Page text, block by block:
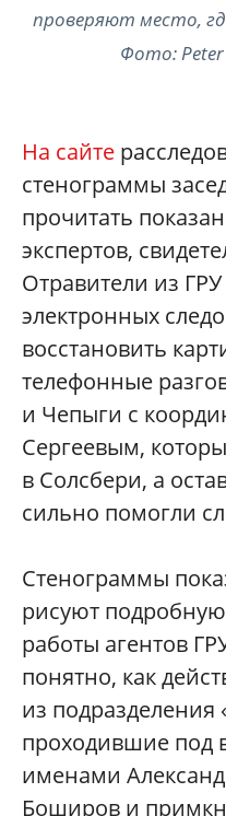
проверяют место,
Фото: Peter
На сайте
стенограммы
прочитать
экспертов,
Отравители из
электронных
восстановить
телефонные
и Чепыги с
Сергеевым,
в Солсбери, а
сильно помогли
Стенограммы
рисуют
работы агентов
понятно, как
из подразделения
проходившие
именами
Боширов и